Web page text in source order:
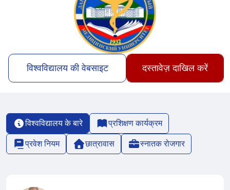
विश्वविद्यालय की वेबसाइट दस्तावेज़ दाखिल करें
विश्वविद्यालय के बारे
प्रशिक्षण कार्यक्रम
प्रवेश नियम
छात्रावास स्नातक रोजगार